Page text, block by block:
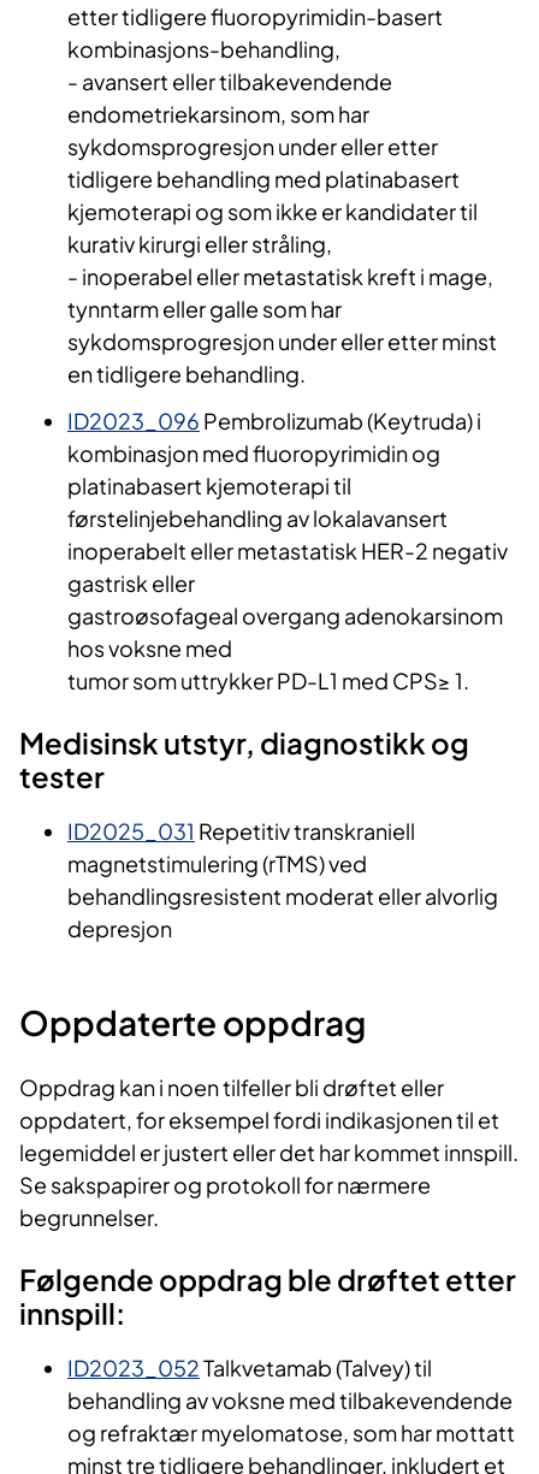
etter tidligere fluoropyrimidin-basert
kombinasjons-behandling,
- avansert eller tilbakevendende
endometriekarsinom, som har
sykdomsprogresjon under eller etter
tidligere behandling med platinabasert
kjemoterapi og som ikke er kandidater til
kurativ kirurgi eller stråling,
- inoperabel eller metastatisk kreft i mage,
tynntarm eller galle som har
sykdomsprogresjon under eller etter minst
en tidligere behandling.
ID2023_096 Pembrolizumab (Keytruda) i
kombinasjon med fluoropyrimidin og
platinabasert kjemoterapi til
førstelinjebehandling av lokalavansert
inoperabelt eller metastatisk HER-2 negativ
gastrisk eller
gastroøsofageal overgang adenokarsinom
hos voksne med
tumor som uttrykker PD-L1 med CPS≥ 1.
Medisinsk utstyr, diagnostikk og
tester
ID2025_031 Repetitiv transkraniell
magnetstimulering (rTMS) ved
behandlingsresistent moderat eller alvorlig
depresjon
Oppdaterte oppdrag
Oppdrag kan i noen tilfeller bli drøftet eller
oppdatert, for eksempel fordi indikasjonen til et
legemiddel er justert eller det har kommet innspill.
Se sakspapirer og protokoll for nærmere
begrunnelser.
Følgende oppdrag ble drøftet etter
innspill:
ID2023_052Talkvetamab (Talvey) til
behandling av voksne med tilbakevendende
og refraktær myelomatose, som har mottatt
minst tre tidligere behandlinger, inkludert et